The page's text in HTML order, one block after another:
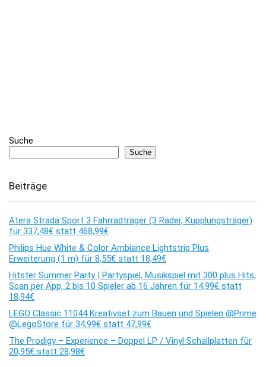
Suche
Suche
Beiträge
Atera Strada Sport 3 Fahrradträger (3 Räder, Kupplungsträger)
für 337,48€ statt 468,99€
Philips Hue White & Color Ambiance Lightstrip Plus
Erweiterung (1 m) für 8,55€ statt 18,49€
Hitster Summer Party | Partyspiel, Musikspiel mit 300 plus Hits,
Scan per App, 2 bis 10 Spieler ab 16 Jahren für 14,99€ statt
18,94€
LEGO Classic 11044 Kreativset zum Bauen und Spielen @Prime
@LegoStore für 34,99€ statt 47,99€
The Prodigy – Experience – Doppel LP / Vinyl Schallplatten für
20,95€ statt 28,98€